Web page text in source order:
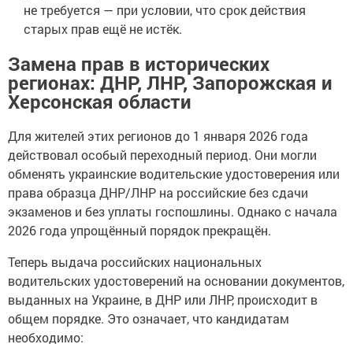
не требуется — при условии, что срок действия
старых прав ещё не истёк.
Замена прав в исторических
регионах: ДНР, ЛНР, Запорожская и
Херсонская области
Для жителей этих регионов до 1 января 2026 года
действовал особый переходный период. Они могли
обменять украинские водительские удостоверения или
права образца ДНР/ЛНР на российские без сдачи
экзаменов и без уплаты госпошлины. Однако с начала
2026 года упрощённый порядок прекращён.
Теперь выдача российских национальных
водительских удостоверений на основании документов,
выданных на Украине, в ДНР или ЛНР, происходит в
общем порядке. Это означает, что кандидатам
необходимо: